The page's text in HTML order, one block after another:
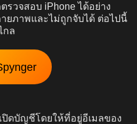
วจสอบ iPhone ได้อย่าง
ายภาพและไม่ถูกจับได้ ต่อไปนี้
กล
ปิดบัญชีโดยให้ที่อยู่อีเมลของ